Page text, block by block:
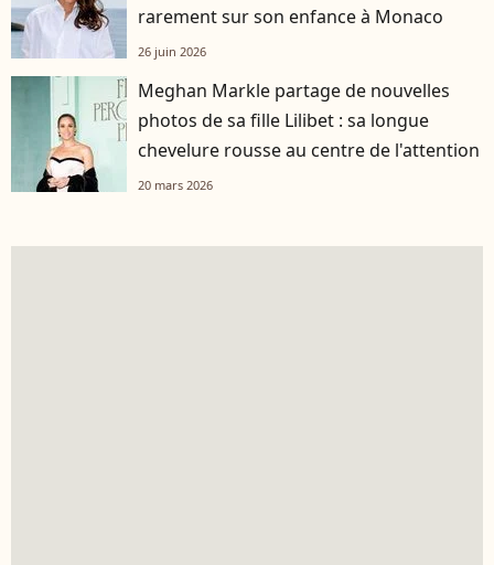
rarement sur son enfance à Monaco
26 juin 2026
Meghan Markle partage de nouvelles
photos de sa fille Lilibet : sa longue
chevelure rousse au centre de l'attention
20 mars 2026